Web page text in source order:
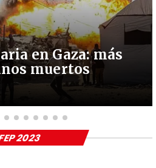
en Gaza: más
muertos
2023